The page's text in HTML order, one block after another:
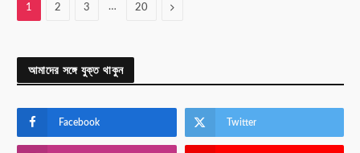
1 2 3 … 20 Next
আমাদের সঙ্গে যুক্ত থাকুন
Facebook Twitter